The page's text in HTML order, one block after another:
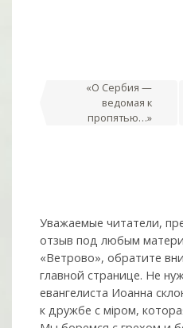
Навигация
«О Сербия —
ведомая к
пропятью…»
Уважаемые читатели,
отзыв под любым
«Ветрово», обратите
главной странице. Не
евангелиста Иоанна
к дружбе с мiром,